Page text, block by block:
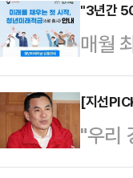
빠르
변동
따르
이 전
전 연
"3년간
매월
이 오
사전
상황
산 형
[지선
"우리
부름